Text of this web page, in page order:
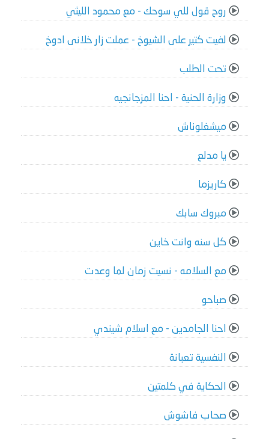
روح قول للي سوحك - مع محمود الليثي
لفيت كتير على الشيوخ - عملت زار خلانى ادوخ
تحت الطلب
وزارة الحنية - احنا ‏المزجانجيه
ميشغلوناش
يا مدلع
كاريزما
مبروك سابك
كل سنه وانت خاين
مع السلامه - نسيت زمان لما وعدت
صباحو
احنا الجامدين - مع اسلام شيندي
النفسية تعبانة
الحكاية في كلمتين
صحاب فاشوش